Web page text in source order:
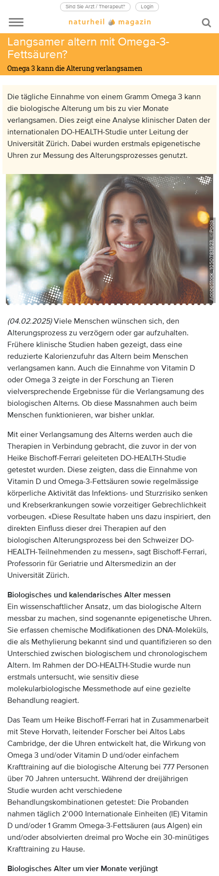
Sind Sie Arzt / Therapeut? Login
Langsamer altern mit Omega-3-
Fettsäuren?
Omega 3 kann die Alterung verlangsamen
Die tägliche Einnahme von einem Gramm Omega 3 kann
die biologische Alterung um bis zu vier Monate
verlangsamen. Dies zeigt eine Analyse klinischer Daten der
internationalen DO-HEALTH-Studie unter Leitung der
Universität Zürich. Dabei wurden erstmals epigenetische
Uhren zur Messung des Alterungsprozesses genutzt.
AdobeStock_1050783623, ©Pooja
(04.02.2025)Viele Menschen wünschen sich, den
Alterungsprozess zu verzögern oder gar aufzuhalten.
Frühere klinische Studien haben gezeigt, dass eine
reduzierte Kalorienzufuhr das Altern beim Menschen
verlangsamen kann. Auch die Einnahme von Vitamin D
oder Omega 3 zeigte in der Forschung an Tieren
vielversprechende Ergebnisse für die Verlangsamung des
biologischen Alterns. Ob diese Massnahmen auch beim
Menschen funktionieren, war bisher unklar.
Mit einer Verlangsamung des Alterns werden auch die
Therapien in Verbindung gebracht, die zuvor in der von
Heike Bischoff-Ferrari geleiteten DO-HEALTH-Studie
getestet wurden. Diese zeigten, dass die Einnahme von
Vitamin D und Omega-3-Fettsäuren sowie regelmässige
körperliche Aktivität das Infektions- und Sturzrisiko senken
und Krebserkrankungen sowie vorzeitiger Gebrechlichkeit
vorbeugen. «Diese Resultate haben uns dazu inspiriert, den
direkten Einfluss dieser drei Therapien auf den
biologischen Alterungsprozess bei den Schweizer DO-
HEALTH-Teilnehmenden zu messen», sagt Bischoff-Ferrari,
Professorin für Geriatrie und Altersmedizin an der
Universität Zürich.
Biologisches und kalendarisches Alter messen
Ein wissenschaftlicher Ansatz, um das biologische Altern
messbar zu machen, sind sogenannte epigenetische Uhren.
Sie erfassen chemische Modifikationen des DNA-Moleküls,
die als Methylierung bekannt sind und quantifizieren so den
Unterschied zwischen biologischem und chronologischem
Altern. Im Rahmen der DO-HEALTH-Studie wurde nun
erstmals untersucht, wie sensitiv diese
molekularbiologische Messmethode auf eine gezielte
Behandlung reagiert.
Das Team um Heike Bischoff-Ferrari hat in Zusammenarbeit
mit Steve Horvath, leitender Forscher bei Altos Labs
Cambridge, der die Uhren entwickelt hat, die Wirkung von
Omega 3 und/oder Vitamin D und/oder einfachem
Krafttraining auf die biologische Alterung bei 777 Personen
über 70 Jahren untersucht. Während der dreijährigen
Studie wurden acht verschiedene
Behandlungskombinationen getestet: Die Probanden
nahmen täglich 2’000 Internationale Einheiten (IE) Vitamin
D und/oder 1 Gramm Omega-3-Fettsäuren (aus Algen) ein
und/oder absolvierten dreimal pro Woche ein 30-minütiges
Krafttraining zu Hause.
Biologisches Alter um vier Monate verjüngt